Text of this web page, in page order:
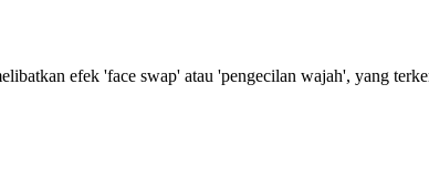
efek 'face swap' atau 'pengecilan wajah', yang